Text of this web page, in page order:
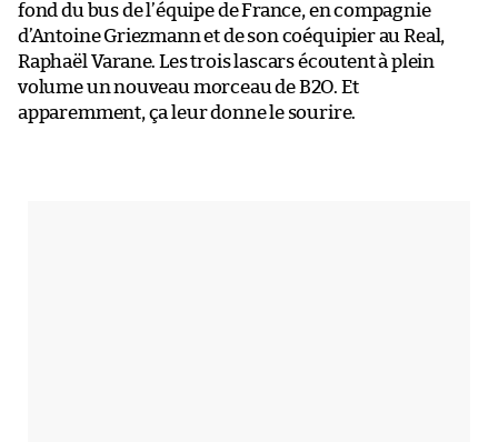
fond du bus de l’équipe de France, en compagnie
d’Antoine Griezmann et de son coéquipier au Real,
Raphaël Varane. Les trois lascars écoutent à plein
volume un nouveau morceau de B2O. Et
apparemment, ça leur donne le sourire.